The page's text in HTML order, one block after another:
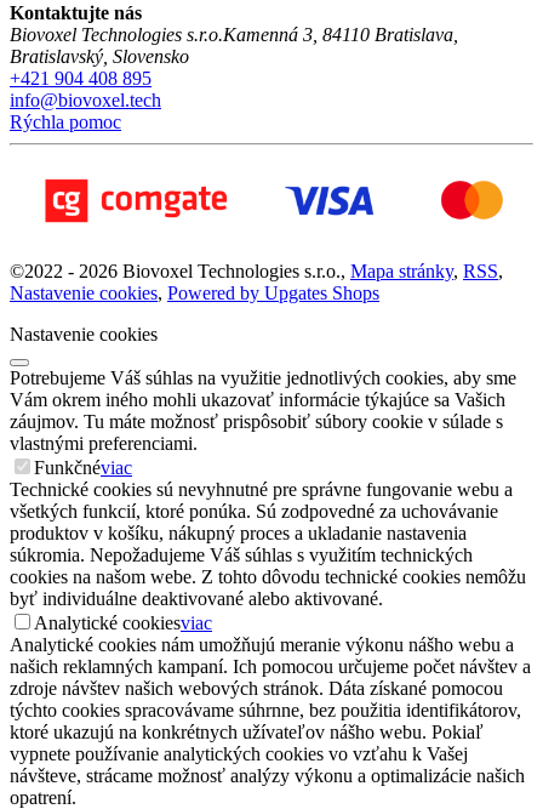
Kontaktujte nás
Biovoxel Technologies s.r.o.Kamenná 3 84110 Bratislava
Bratislavský Slovensko
+421 904 408 895
info@biovoxel.tech
Rýchla pomoc
©2022 - 2026 Biovoxel Technologies s.r.o., Mapa stránky, RSS,
Nastavenie cookies, Powered by Upgates Shops
Nastavenie cookies
Potrebujeme Váš súhlas na využitie jednotlivých cookies, aby sme
Vám okrem iného mohli ukazovať informácie týkajúce sa Vašich
záujmov. Tu máte možnosť prispôsobiť súbory cookie v súlade s
vlastnými preferenciami.
Funkčnéviac
Technické cookies sú nevyhnutné pre správne fungovanie webu a
všetkých funkcií, ktoré ponúka. Sú zodpovedné za uchovávanie
produktov v košíku, nákupný proces a ukladanie nastavenia
súkromia. Nepožadujeme Váš súhlas s využitím technických
cookies na našom webe. Z tohto dôvodu technické cookies nemôžu
byť individuálne deaktivované alebo aktivované.
Analytické cookiesviac
Analytické cookies nám umožňujú meranie výkonu nášho webu a
našich reklamných kampaní. Ich pomocou určujeme počet návštev a
zdroje návštev našich webových stránok. Dáta získané pomocou
týchto cookies spracovávame súhrnne, bez použitia identifikátorov,
ktoré ukazujú na konkrétnych užívateľov nášho webu. Pokiaľ
vypnete používanie analytických cookies vo vzťahu k Vašej
návšteve, strácame možnosť analýzy výkonu a optimalizácie našich
opatrení.